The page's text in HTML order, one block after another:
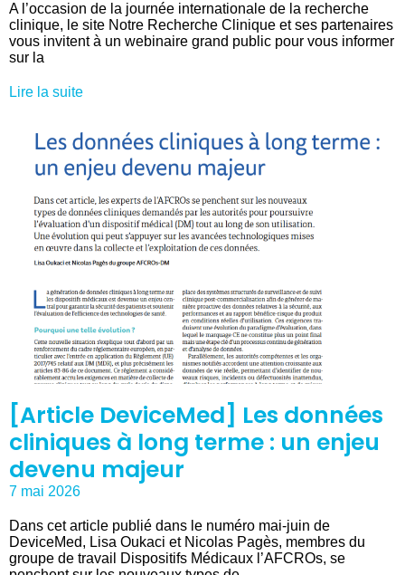
A l’occasion de la journée internationale de la recherche
clinique, le site Notre Recherche Clinique et ses partenaires
vous invitent à un webinaire grand public pour vous informer
sur la
Lire la suite
[Article DeviceMed] Les données
cliniques à long terme : un enjeu
devenu majeur
7 mai 2026
Dans cet article publié dans le numéro mai-juin de
DeviceMed, Lisa Oukaci et Nicolas Pagès, membres du
groupe de travail Dispositifs Médicaux l’AFCROs, se